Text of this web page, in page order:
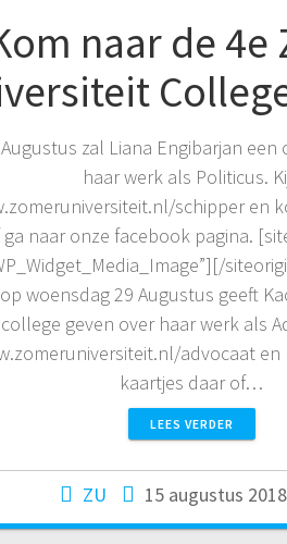
naar de 4e
zal Liana Engibarjan
haar werk als Politicus.
schipper en
ga naar onze facebook pagina.
woensdag 29 Augustus geeft
college geven over haar werk als
advocaat en
kaartjes daar of…
LEES VERDER
ZU 15 augustus 2018